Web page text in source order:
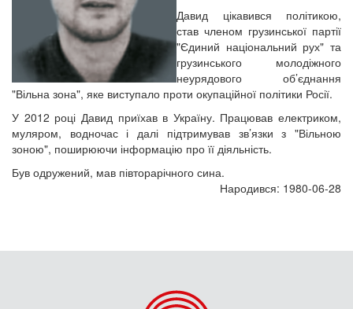
Давид цікавився політикою,
став членом грузинської партії
"Єдиний національний рух" та
грузинського молодіжного
неурядового об’єднання
"Вільна зона", яке виступало проти окупаційної політики Росії.
У 2012 році Давид приїхав в Україну. Працював електриком,
муляром, водночас і далі підтримував зв’язки з "Вільною
зоною", поширюючи інформацію про її діяльність.
Був одружений, мав півторарічного сина.
Народився: 1980-06-28